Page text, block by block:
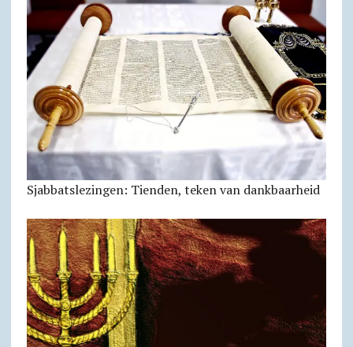
Sjabbats­lezingen: Tienden, teken van dankbaarheid